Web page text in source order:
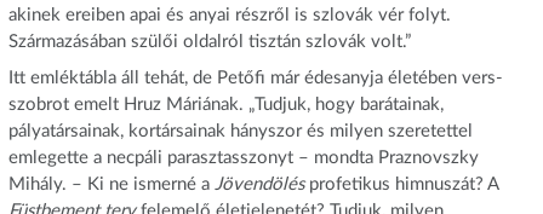
akinek ereiben apai és anyai részről is szlovák vér folyt.
Származásában szülői oldalról tisztán szlovák volt.”
Itt emléktábla áll tehát, de Petőfi már édesanyja életében vers-
szobrot emelt Hruz Máriának. „Tudjuk, hogy barátainak,
pályatársainak, kortársainak hányszor és milyen szeretettel
emlegette a necpáli parasztasszonyt – mondta Praznovszky
Mihály. – Ki ne ismerné a Jövendölésprofetikus himnuszát? A